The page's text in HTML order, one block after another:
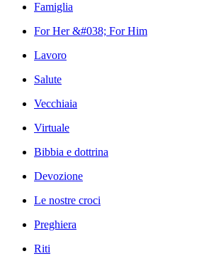
Famiglia
For Her &#038; For Him
Lavoro
Salute
Vecchiaia
Virtuale
Bibbia e dottrina
Devozione
Le nostre croci
Preghiera
Riti